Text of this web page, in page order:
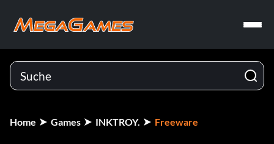
Home Games INKTROY. Freeware